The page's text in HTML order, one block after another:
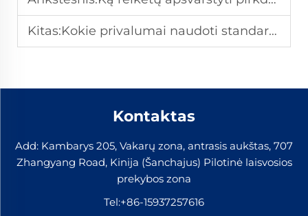
Kitas:Kokie privalumai naudoti standartizuotas pagrindo plokštes dideliuose projektuose?
Kontaktas
Add: Kambarys 205, Vakarų zona, antrasis aukštas, 707
Zhangyang Road, Kinija (Šanchajus) Pilotinė laisvosios
prekybos zona
Tel:+86-15937257616